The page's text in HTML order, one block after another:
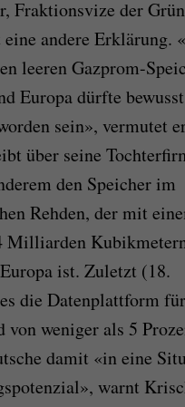
Fraktionsvize der
eine andere Erklärung.
leeren Gazprom-
Europa dürfte bewusst
sein», vermutet
über seine
den Speicher im
Rehden, der mit
Milliarden
ist. Zuletzt (18.
die Datenplattform
von weniger als 5
damit «in eine
warnt